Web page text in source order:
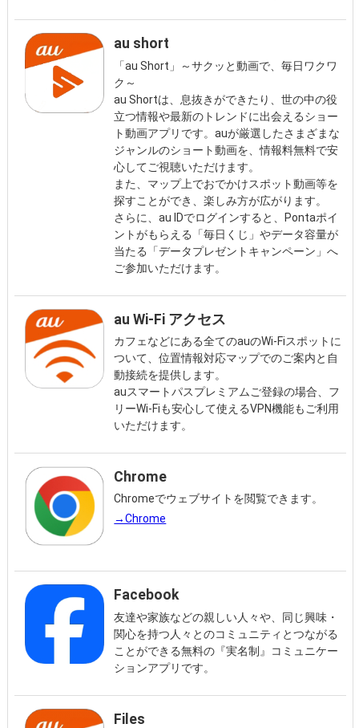
au short
「au Short」～サクッと動画で、毎日ワクワ
ク～
au Shortは、息抜きができたり、世の中の役
立つ情報や最新のトレンドに出会えるショー
ト動画アプリです。auが厳選したさまざまな
ジャンルのショート動画を、情報料無料で安
心してご視聴いただけます。
また、マップ上でおでかけスポット動画等を
探すことができ、楽しみ方が広がります。
さらに、au IDでログインすると、Pontaポイ
ントがもらえる「毎日くじ」やデータ容量が
当たる「データプレゼントキャンペーン」へ
ご参加いただけます。
au Wi-Fi アクセス
カフェなどにある全てのauのWi-Fiスポットに
ついて、位置情報対応マップでのご案内と自
動接続を提供します。
auスマートパスプレミアムご登録の場合、フ
リーWi-Fiも安心して使えるVPN機能もご利用
いただけます。
Chrome
Chromeでウェブサイトを閲覧できます。
→Chrome
Facebook
友達や家族などの親しい人々や、同じ興味・
関心を持つ人々とのコミュニティとつながる
ことができる無料の『実名制』コミュニケー
ションアプリです。
Files